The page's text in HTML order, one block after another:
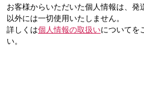
お客様からいただいた個人情報は、発
以外には一切使用いたしません。
詳しくは個人情報の取扱いについてを
い。